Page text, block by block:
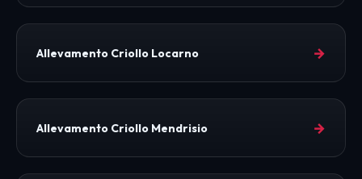
Allevamento Criollo Locarno →
Allevamento Criollo Mendrisio →